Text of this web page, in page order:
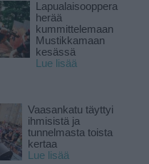
Lapualaisooppera
herää
kummittelemaan
Mustikkamaan
kesässä
Lue lisää
Vaasankatu täyttyi
ihmisistä ja
tunnelmasta toista
kertaa
Lue lisää